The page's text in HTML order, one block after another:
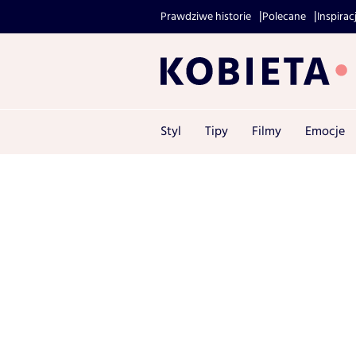
Prawdziwe historie Polecane
Styl Tipy Filmy Emocje